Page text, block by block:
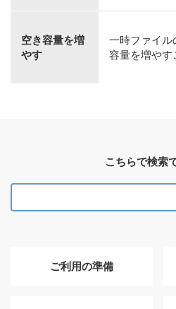
空き容量を増
やす
一時ファイル
容量を増やす
こちらで検索
ご利用の準備